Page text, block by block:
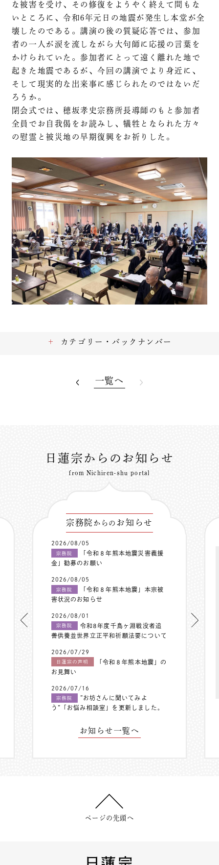
な被害を受け、その修復をようやく終えて間もな
いところに、令和6年元日の地震が発生し本堂が全
壊したのである。講演の後の質疑応答では、参加
者の一人が涙を流しながら大句師に応援の言葉を
かけられていた。参加者にとって遠く離れた地で
起きた地震であるが、今回の講演でより身近に、
そして現実的な出来事に感じられたのではないだ
ろうか。
閉会式では、穂坂孝史宗務所長導師のもと参加者
全員でお自我偈をお読みし、犠牲となられた方々
の慰霊と被災地の早期復興をお祈りした。
カテゴリー・バックナンバー
一覧へ
日蓮宗からのお知らせ
from Nichiren-shu portal
宗務院 からの お知らせ
2026/08/05
宗務院
「令和８年熊本地震災害義援
金」勧募のお願い
2026/08/05
宗務院
「令和８年熊本地震」本宗被
害状況のお知らせ
2026/08/01
宗務院
令和8年度千鳥ヶ淵戦没者追
善供養並世界立正平和祈願法要について
2026/07/29
日蓮宗の声明
「令和８年熊本地震」の
お見舞い
2026/07/16
宗務院
”お坊さんに聞いてみよ
う”「お悩み相談室」を更新しました。
お知らせ一覧へ
ページの先頭へ